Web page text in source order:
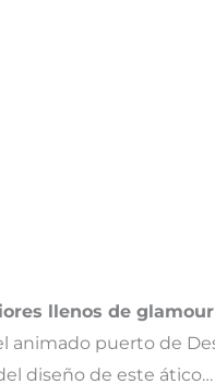
llenos de
animado puerto de
diseño de este